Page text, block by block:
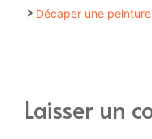
Décaper une peinture
Laisser un